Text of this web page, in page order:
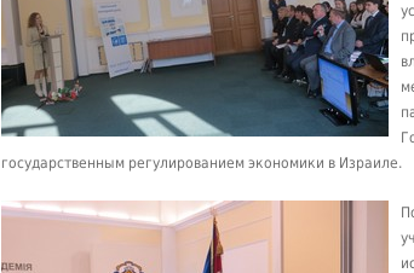
государственным регулированием экономики в Израиле.